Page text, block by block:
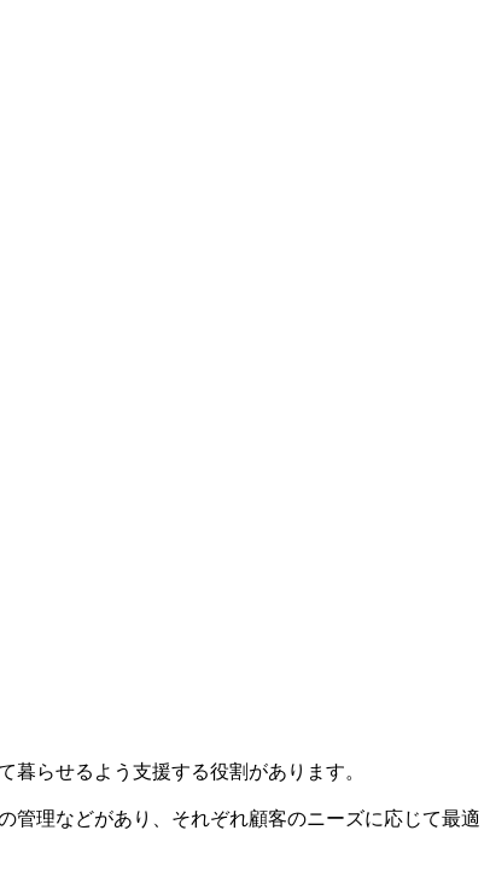
らせるよう支援する役割があります。
管理などがあり、それぞれ顧客のニーズに応じて最適